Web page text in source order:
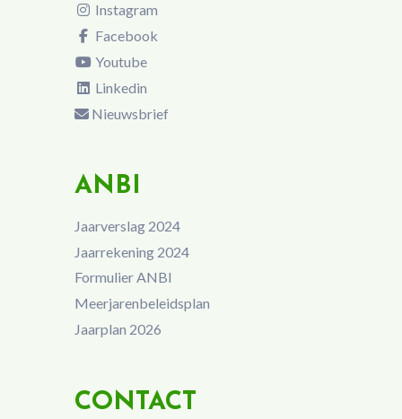
Instagram
Facebook
Youtube
Linkedin
Nieuwsbrief
ANBI
Jaarverslag 2024
Jaarrekening 2024
Formulier ANBI
Meerjarenbeleidsplan
Jaarplan 2026
CONTACT